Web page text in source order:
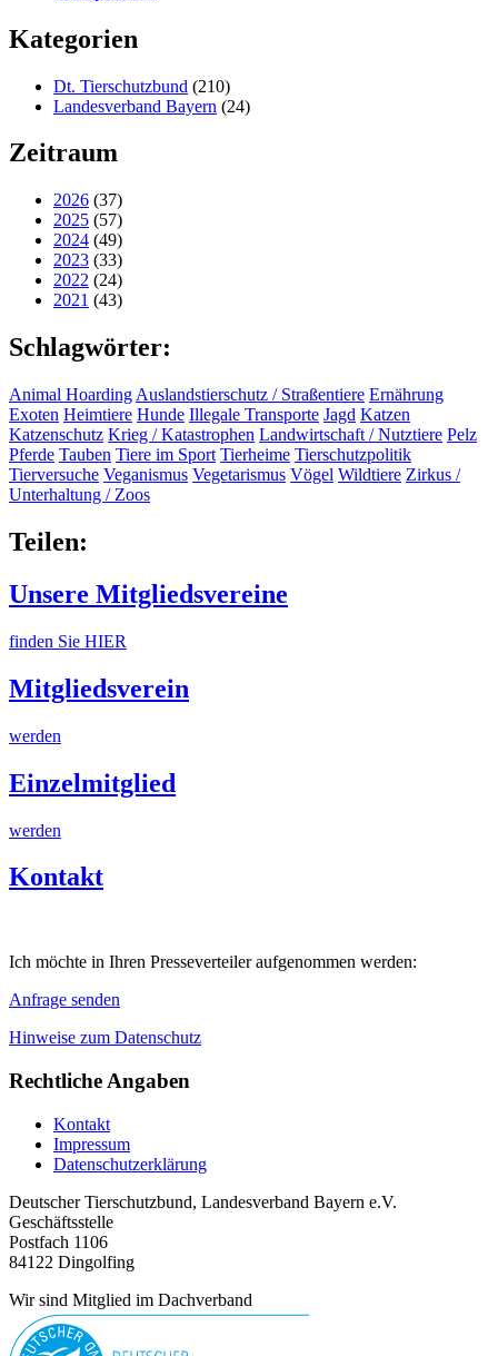
Kategorien
Dt. Tierschutzbund (210)
Landesverband Bayern (24)
Zeitraum
2026 (37)
2025 (57)
2024 (49)
2023 (33)
2022 (24)
2021 (43)
Schlagwörter:
Animal Hoarding Auslandstierschutz / Straßentiere Ernährung
Exoten Heimtiere Hunde Illegale Transporte Jagd Katzen
Katzenschutz Krieg / Katastrophen Landwirtschaft / Nutztiere Pelz
Pferde Tauben Tiere im Sport Tierheime Tierschutzpolitik
Tierversuche Veganismus Vegetarismus Vögel Wildtiere Zirkus /
Unterhaltung / Zoos
Teilen:
Unsere Mitgliedsvereine
finden Sie HIER
Mitgliedsverein
werden
Einzelmitglied
werden
Kontakt
Ich möchte in Ihren Presseverteiler aufgenommen werden:
Anfrage senden
Hinweise zum Datenschutz
Rechtliche Angaben
Kontakt
Impressum
Datenschutzerklärung
Deutscher Tierschutzbund, Landesverband Bayern e.V.
Geschäftsstelle
Postfach 1106
84122 Dingolfing
Wir sind Mitglied im Dachverband